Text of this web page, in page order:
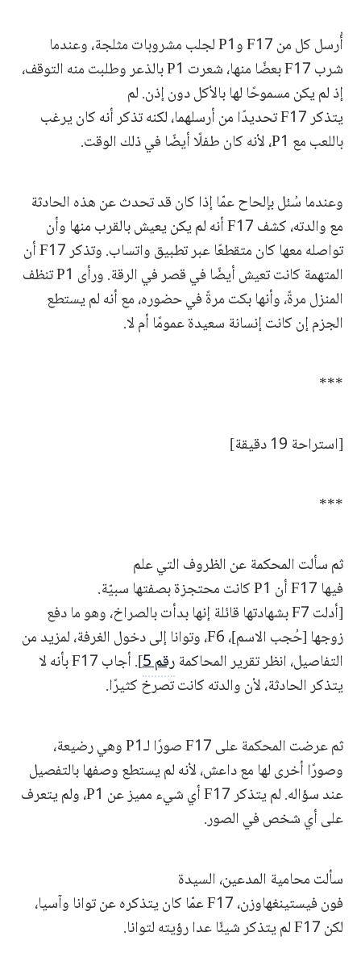
أُرسل كل من F17 وP1 لجلب مشروبات مثلجة، وعندما
شرب F17 بعضًا منها، شعرت P1 بالذعر وطلبت منه التوقف،
إذ لم يكن مسموحًا لها بالأكل دون إذن. لم
يتذكر F17 تحديدًا من أرسلهما، لكنه تذكر أنه كان يرغب
باللعب مع P1، لأنه كان طفلًا أيضًا في ذلك الوقت.
وعندما سُئل بإلحاح عمّا إذا كان قد تحدث عن هذه الحادثة
مع والدته، كشف F17 أنه لم يكن يعيش بالقرب منها وأن
تواصله معها كان متقطعًا عبر تطبيق واتساب. وتذكر F17 أن
المتهمة كانت تعيش أيضًا في قصر في الرقة. ورأى P1 تنظف
المنزل مرةً، وأنها بكت مرةً في حضوره، مع أنه لم يستطع
الجزم إن كانت إنسانة سعيدة عمومًا أم لا.
***
[استراحة 19 دقيقة]
***
ثم سألت المحكمة عن الظروف التي علم
فيها F17 أن P1 كانت محتجزة بصفتها سبيّة.
[أدلت F7 بشهادتها قائلة إنها بدأت بالصراخ، وهو ما دفع
زوجها [حُجب الاسم]، F6، وتوانا إلى دخول الغرفة، لمزيد من
التفاصيل، انظر تقرير المحاكمةرقم 5
]. أجاب F17 بأنه لا
يتذكر الحادثة، لأن والدته كانت تصرخ كثيرًا.
ثم عرضت المحكمة على F17 صورًا لـP1 وهي رضيعة،
وصورًا أخرى لها مع داعش، لأنه لم يستطع وصفها بالتفصيل
عند سؤاله. لم يتذكر F17 أي شيء مميز عن P1، ولم يتعرف
على أي شخص في الصور.
سألت محامية المدعين، السيدة
فون فيستينغهاوزن، F17 عمّا كان يتذكره عن توانا وآسيا،
لكن F17 لم يتذكر شيئًا عدا رؤيته لتوانا.